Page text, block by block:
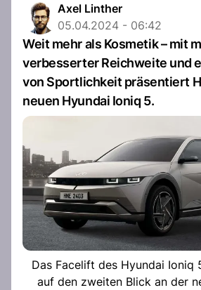
Axel Linther
05.04.2024 - 06:42
Weit mehr als Kosmetik – mit
verbesserter Reichweite und
von Sportlichkeit präsentiert
neuen Hyundai Ioniq 5.
Das Facelift des Hyundai Ioniq
auf den zweiten Blick an der